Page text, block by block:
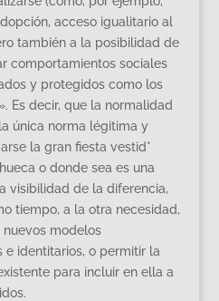
acceso igualitario al
también a la posibilidad de
comportamientos sociales
y protegidos como los
Es decir, que la normalidad
única norma légitima y
la gran fiesta vestid*
o donde sea es una
visibilidad de la diferencia,
tiempo, a la otra necesidad,
modelos
e identitarios, o permitir la
para incluir en ella a